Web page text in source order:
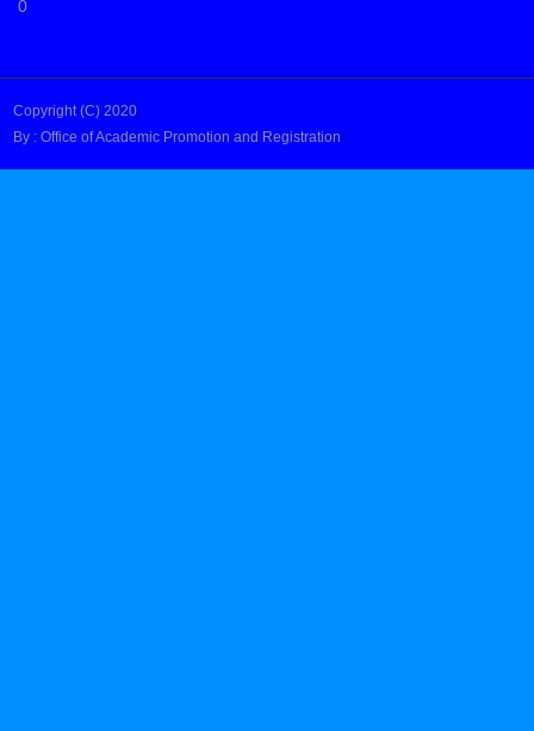
0
Copyright (C) 2020
By : Office of Academic Promotion and Registration